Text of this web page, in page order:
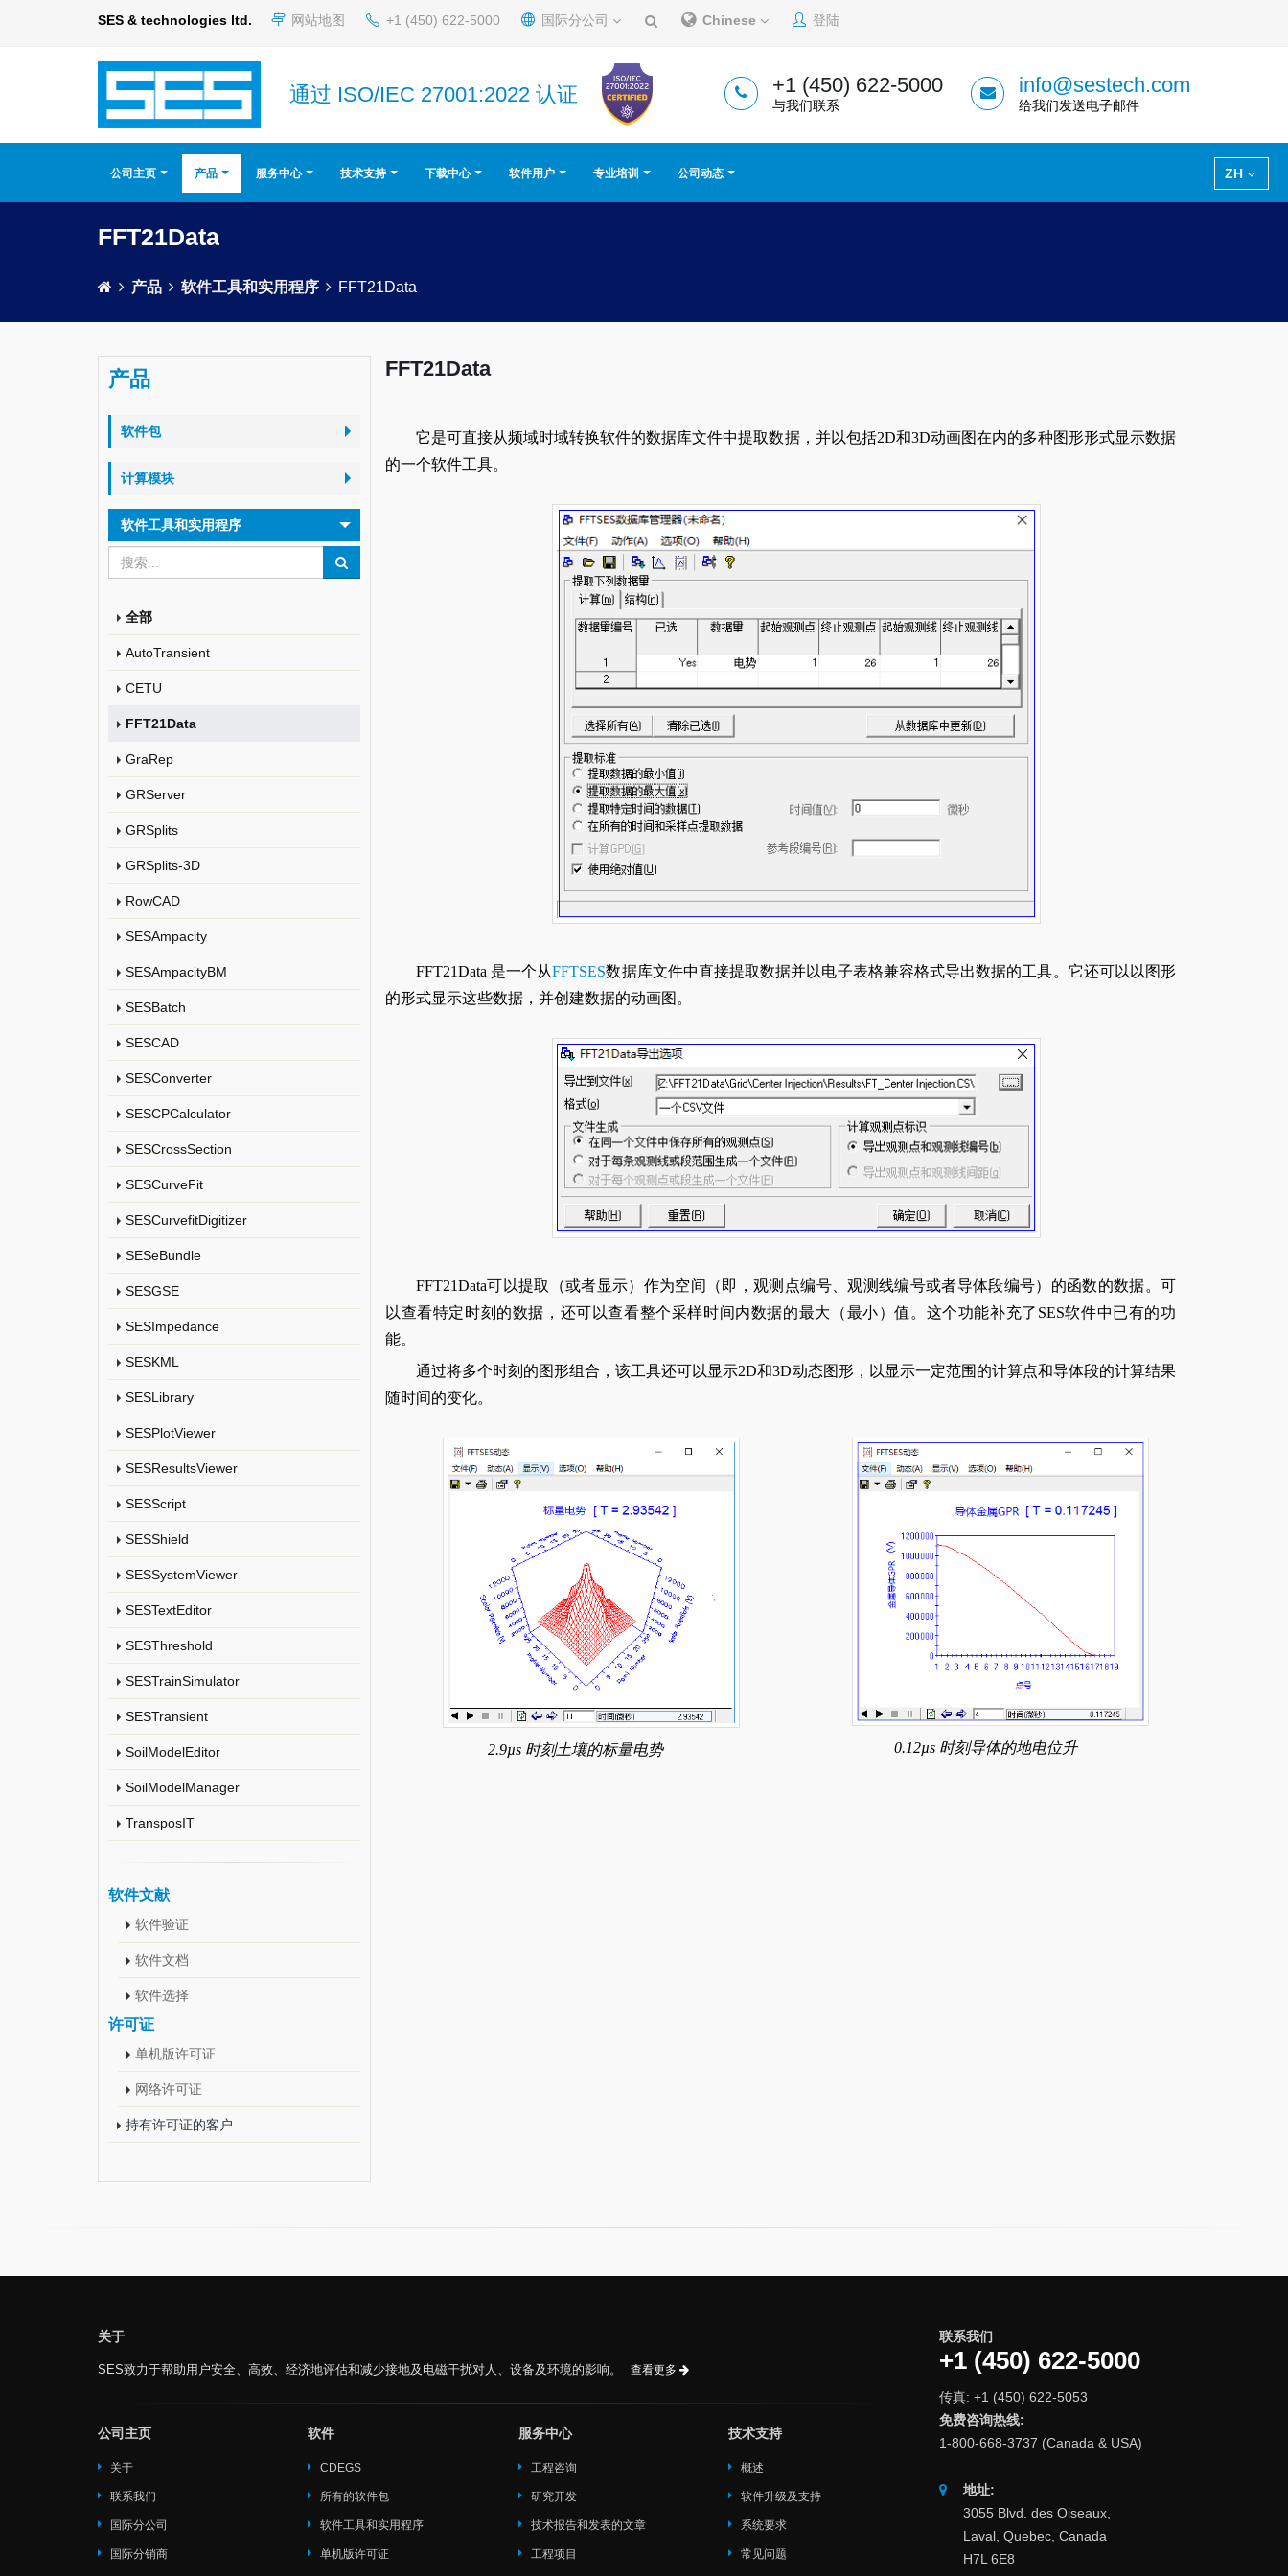
SES & technologies ltd. 网站地图 +1 (450) 622-5000 国际分公司 Chinese 登陆
通过 ISO/IEC 27001:2022 认证 +1 (450) 622-5000
与我们联系
info@sestech.com
给我们发送电子邮件
ZH
公司主页 产品 服务中心 技术支持 下载中心 软件用户 专业培训 公司动态
FFT21Data
产品 软件工具和实用程序 FFT21Data
产品
软件包
计算模块
软件工具和实用程序
全部
AutoTransient
CETU
FFT21Data
GraRep
GRServer
GRSplits
GRSplits-3D
RowCAD
SESAmpacity
SESAmpacityBM
SESBatch
SESCAD
SESConverter
SESCPCalculator
SESCrossSection
SESCurveFit
SESCurvefitDigitizer
SESeBundle
SESGSE
SESImpedance
SESKML
SESLibrary
SESPlotViewer
SESResultsViewer
SESScript
SESShield
SESSystemViewer
SESTextEditor
SESThreshold
SESTrainSimulator
SESTransient
SoilModelEditor
SoilModelManager
TransposIT
软件文献
软件验证
软件文档
软件选择
许可证
单机版许可证
网络许可证
持有许可证的客户
FFT21Data
它是可直接从频域时域转换软件的数据库文件中提取数据，并以包括2D和3D动画图在内的多种图形形式显示数据
的一个软件工具。
FFT21Data 是一个从FFTSES数据库文件中直接提取数据并以电子表格兼容格式导出数据的工具。它还可以以图形
的形式显示这些数据，并创建数据的动画图。
FFT21Data可以提取（或者显示）作为空间（即，观测点编号、观测线编号或者导体段编号）的函数的数据。可
以查看特定时刻的数据，还可以查看整个采样时间内数据的最大（最小）值。这个功能补充了SES软件中已有的功
能。
通过将多个时刻的图形组合，该工具还可以显示2D和3D动态图形，以显示一定范围的计算点和导体段的计算结果
随时间的变化。
2.9µs 时刻土壤的标量电势 0.12µs 时刻导体的地电位升
关于
SES致力于帮助用户安全、高效、经济地评估和减少接地及电磁干扰对人、设备及环境的影响。 查看更多
公司主页
关于
联系我们
国际分公司
国际分销商
软件
CDEGS
所有的软件包
软件工具和实用程序
单机版许可证
服务中心
工程咨询
研究开发
技术报告和发表的文章
工程项目
技术支持
概述
软件升级及支持
系统要求
常见问题
联系我们
+1 (450) 622-5000
传真: +1 (450) 622-5053
免费咨询热线:
1-800-668-3737 (Canada & USA)
地址:
3055 Blvd. des Oiseaux,
Laval, Quebec, Canada
H7L 6E8